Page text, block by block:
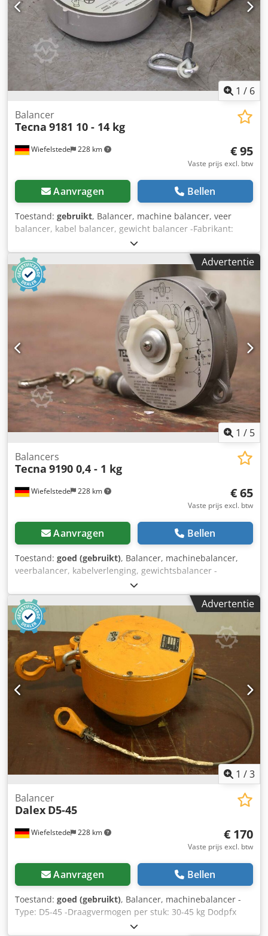
1 / 6
Wiefelstede 228 km
Balancer
Tecna 9181 10 - 14 kg
€ 95
Vaste prijs excl. btw
Aanvragen Bellen
Toestand: gebruikt, Balancer, machine balancer, veer
balancer, kabel balancer, gewicht balancer -Fabrikant:
Tecna, veerbalanspers type 9181 Ovp -Draagvermogen: 10
- 14 kg Djdpfoq Untvjx Ahreck -Kabellengte: 2500 mm -
Aantal: 2x veerbalanser beschikbaar -Prijs: per stuk -
Afmeting doos: 270/200/100 mm -eigen gewicht: 3.8 kg
Advertentie
1 / 5
Wiefelstede 228 km
Balancers
Tecna 9190 0,4 - 1 kg
€ 65
Vaste prijs excl. btw
Aanvragen Bellen
Toestand: goed (gebruikt), Balancer, machinebalancer,
veerbalancer, kabelverlenging, gewichtsbalancer -
Fabrikant: Tecna, veerbalancer type 9190 -Laadvermogen:
0,4 - 1 kg -Touwlengte: 1600 mm Dcedpfxjvqbgzj Ahrok -
Aantal: 1x veerbalancer beschikbaar -Afmeting:
180/110/H55 mm -Nettogewicht: 0,6 kg
Advertentie
1 /3
Wiefelstede 228 km
Balancer
Dalex D5-45
€ 170
Vaste prijs excl. btw
Aanvragen Bellen
Toestand: goed (gebruikt), Balancer, machinebalancer -
Type: D5-45 -Draagvermogen per stuk: 30-45 kg Dodpfx
Ajcii N Ishreck -Kabellengte: 2 m -Aantal: 2 stuks